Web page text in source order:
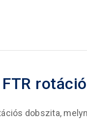
FTR
dobszita,